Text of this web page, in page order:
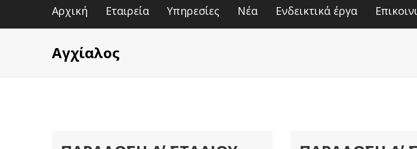
Αρχική Εταιρεία Υπηρεσίες Νέα Ενδεικτικά έργα
Αγχίαλος